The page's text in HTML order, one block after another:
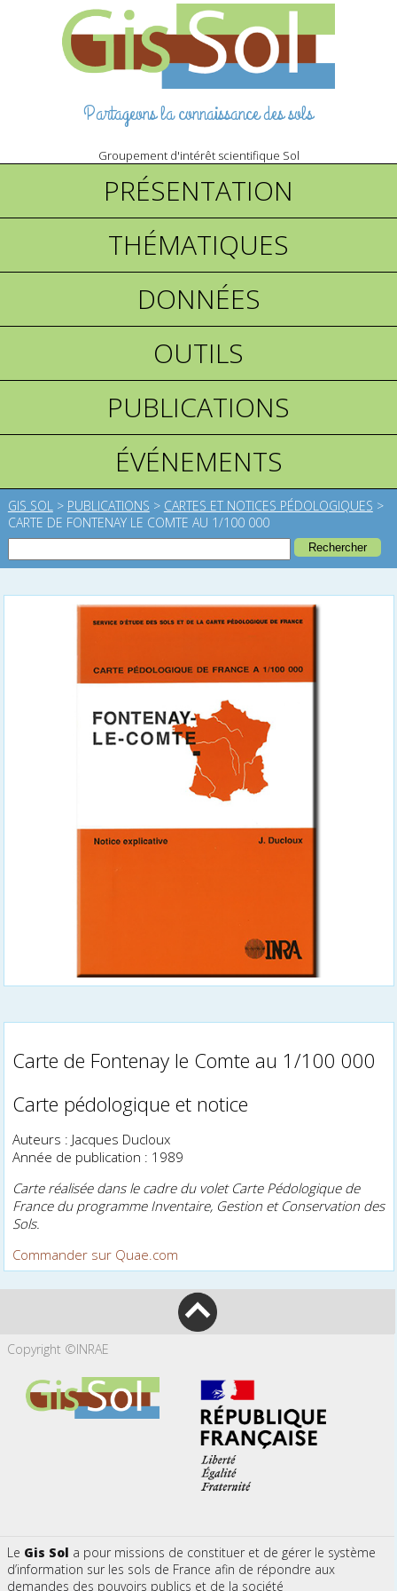
Partageons la connaissance des sols
Groupement d'intérêt scientifique Sol
PRÉSENTATION
THÉMATIQUES
DONNÉES
OUTILS
PUBLICATIONS
ÉVÉNEMENTS
GIS SOL > PUBLICATIONS > CARTES ET NOTICES PÉDOLOGIQUES >
CARTE DE FONTENAY LE COMTE AU 1/100 000
Carte de Fontenay le Comte au 1/100 000
Carte pédologique et notice
Auteurs : Jacques Ducloux
Année de publication : 1989
Carte réalisée dans le cadre du volet Carte Pédologique de
France du programme Inventaire, Gestion et Conservation des
Sols.
Commander sur Quae.com
Copyright ©INRAE
Le Gis Sol a pour missions de constituer et de gérer le système
d’information sur les sols de France afin de répondre aux
demandes des pouvoirs publics et de la société